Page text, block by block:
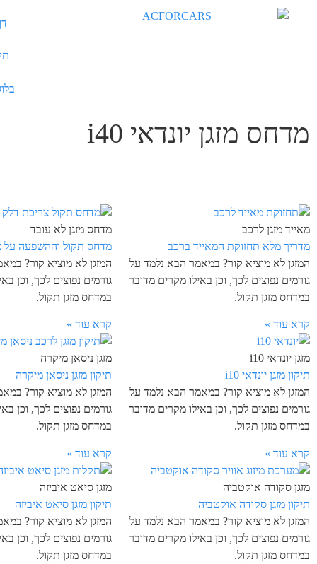
מדחס מזגן יונדאי i40
מאייד מזגן לרכב
מדריך מלא תחזוקת המאייד ברכב
המזגן לא מוציא קור? במאמר הבא נלמד על
גורמים נפוצים לכך, וכן באילו מקרים מדובר
במדחס מזגן תקול.
קרא עוד »
מדחס מזגן לא עובד
מדחס תקול וההשפעה על
המזגן לא מוציא קור?
גורמים נפוצים לכך, וכן
במדחס מזגן תקול.
קרא עוד »
מזגן יונדאי i10
תיקון מזגן יונדאי i10
המזגן לא מוציא קור? במאמר הבא נלמד על
גורמים נפוצים לכך, וכן באילו מקרים מדובר
במדחס מזגן תקול.
קרא עוד »
מזגן ניסאן מיקרה
תיקון מזגן ניסאן מיקרה
המזגן לא מוציא קור?
גורמים נפוצים לכך, וכן
במדחס מזגן תקול.
קרא עוד »
מזגן סקודה אוקטביה
תיקון מזגן סקודה אוקטביה
המזגן לא מוציא קור? במאמר הבא נלמד על
גורמים נפוצים לכך, וכן באילו מקרים מדובר
במדחס מזגן תקול.
מזגן סיאט איביזה
תיקון מזגן סיאט איביזה
המזגן לא מוציא קור?
גורמים נפוצים לכך, וכן
במדחס מזגן תקול.